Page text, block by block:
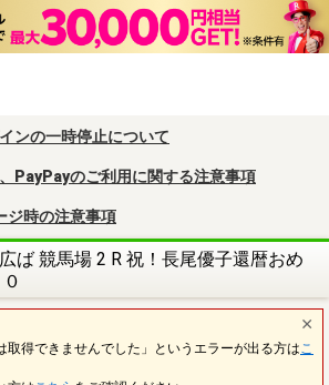
ンの一時停止について
PayPayのご利用に関する注意事項
ジ時の注意事項
ば 競馬場 2 R 祝！長尾優子還暦おめ
取得できませんでした」というエラーが出る方は こ